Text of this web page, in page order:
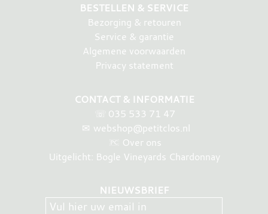
BESTELLEN & SERVICE
Bezorging & retouren
Service & garantie
Algemene voorwaarden
Privacy statement
CONTACT & INFORMATIE
☏ 035 533 71 47
✉ webshop@petitclos.nl
Over ons
Uitgelicht: Bogle Vineyards Chardonnay
NIEUWSBRIEF